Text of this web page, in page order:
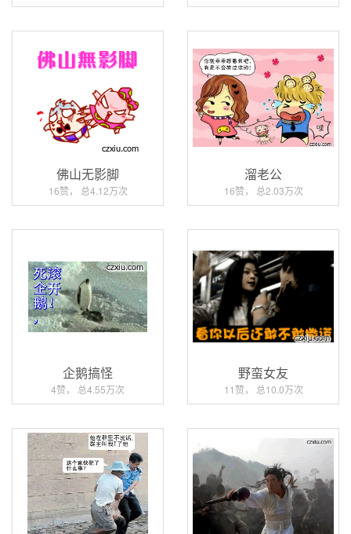
佛山无影脚
16赞， 总4.12万次
溜老公
16赞， 总2.03万次
企鹅搞怪
4赞， 总4.55万次
野蛮女友
11赞， 总10.0万次